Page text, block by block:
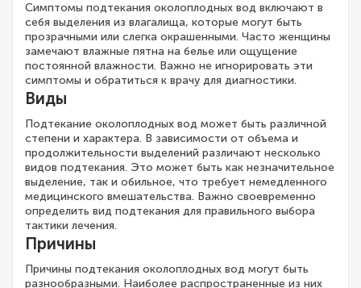
Симптомы подтекания околоплодных вод включают в
себя выделения из влагалища, которые могут быть
прозрачными или слегка окрашенными. Часто женщины
замечают влажные пятна на белье или ощущение
постоянной влажности. Важно не игнорировать эти
симптомы и обратиться к врачу для диагностики.
Виды
Подтекание околоплодных вод может быть различной
степени и характера. В зависимости от объема и
продолжительности выделений различают несколько
видов подтекания. Это может быть как незначительное
выделение, так и обильное, что требует немедленного
медицинского вмешательства. Важно своевременно
определить вид подтекания для правильного выбора
тактики лечения.
Причины
Причины подтекания околоплодных вод могут быть
разнообразными. Наиболее распространенные из них